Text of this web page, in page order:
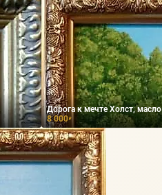
Дорога к мечте Холст, масло
8 000₽